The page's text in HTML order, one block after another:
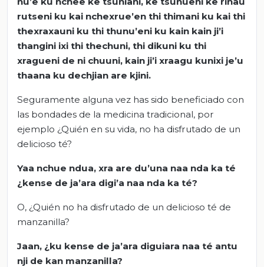
rutseni ku kai nchexrue’en thi thimani ku kai thi
thexraxauni ku thi thunu’eni ku kain kain ji’i
thangini ixi thi thechuni, thi dikuni ku thi
xragueni de ni chuuni, kain ji’i xraagu kunixi je’u
thaana ku dechjian are kjini.
Seguramente alguna vez has sido beneficiado con
las bondades de la medicina tradicional, por
ejemplo ¿Quién en su vida, no ha disfrutado de un
delicioso té?
Yaa nchue ndua, xra are du’una naa nda ka té
¿ kense de ja’ara digi’a naa nda ka té?
O, ¿Quién no ha disfrutado de un delicioso té de
manzanilla?
Jaan, ¿ ku kense de ja’ara diguiara naa té antu
nji de kan manzanilla?